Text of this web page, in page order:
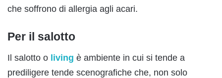
che soffrono di allergia agli acari.
Per il salotto
Il salotto o living è ambiente in cui si tende a
prediligere tende scenografiche che, non solo